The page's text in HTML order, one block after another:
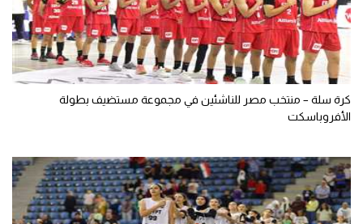
كرة سلة – منتخب مصر للناشئين في مجموعة مستضيف بطولة
الأفروباسكت